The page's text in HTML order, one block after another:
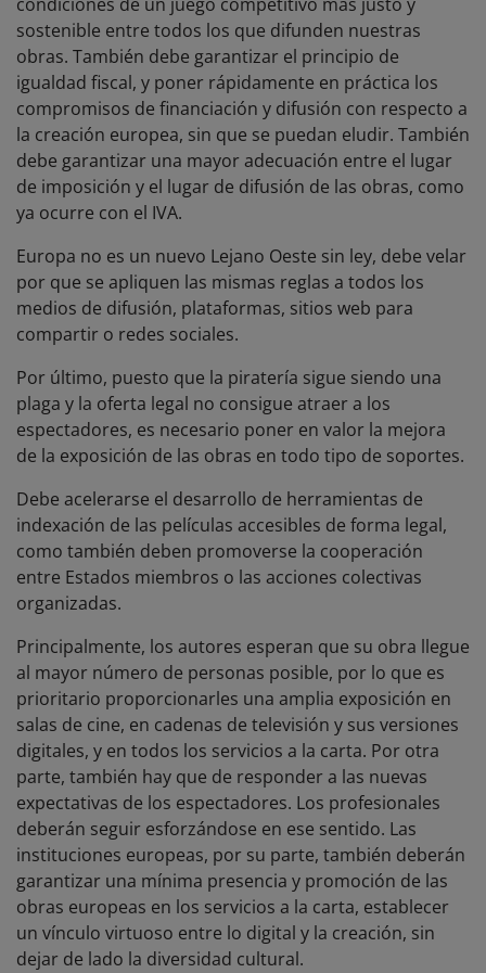
sostenible entre todos los que difunden nuestras
obras. También debe garantizar el principio de
igualdad fiscal, y poner rápidamente en práctica los
compromisos de financiación y difusión con respecto a
la creación europea, sin que se puedan eludir. También
debe garantizar una mayor adecuación entre el lugar
de imposición y el lugar de difusión de las obras, como
ya ocurre con el IVA.
Europa no es un nuevo Lejano Oeste sin ley, debe velar
por que se apliquen las mismas reglas a todos los
medios de difusión, plataformas, sitios web para
compartir o redes sociales.
Por último, puesto que la piratería sigue siendo una
plaga y la oferta legal no consigue atraer a los
espectadores, es necesario poner en valor la mejora
de la exposición de las obras en todo tipo de soportes.
Debe acelerarse el desarrollo de herramientas de
indexación de las películas accesibles de forma legal,
como también deben promoverse la cooperación
entre Estados miembros o las acciones colectivas
organizadas.
Principalmente, los autores esperan que su obra llegue
al mayor número de personas posible, por lo que es
prioritario proporcionarles una amplia exposición en
salas de cine, en cadenas de televisión y sus versiones
digitales, y en todos los servicios a la carta. Por otra
parte, también hay que de responder a las nuevas
expectativas de los espectadores. Los profesionales
deberán seguir esforzándose en ese sentido. Las
instituciones europeas, por su parte, también deberán
garantizar una mínima presencia y promoción de las
obras europeas en los servicios a la carta, establecer
un vínculo virtuoso entre lo digital y la creación, sin
dejar de lado la diversidad cultural.